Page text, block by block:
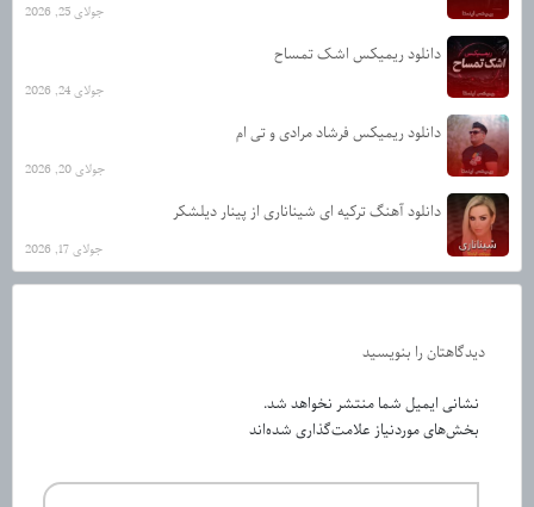
جولای 25, 2026
دانلود ریمیکس اشک تمساح
جولای 24, 2026
دانلود ریمیکس فرشاد مرادی و تی ام
جولای 20, 2026
دانلود آهنگ ترکیه ای شیناناری از پینار دیلشکر
جولای 17, 2026
دیدگاهتان را بنویسید
نشانی ایمیل شما منتشر نخواهد شد.
بخش‌های موردنیاز علامت‌گذاری شده‌اند